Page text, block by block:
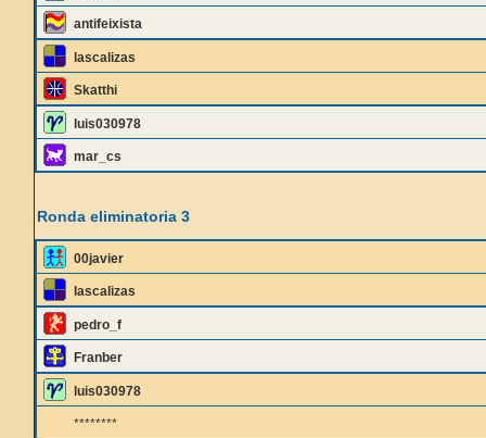
antifeixista
lascalizas
Skatthi
luis030978
mar_cs
Ronda eliminatoria 3
00javier
lascalizas
pedro_f
Franber
luis030978
********